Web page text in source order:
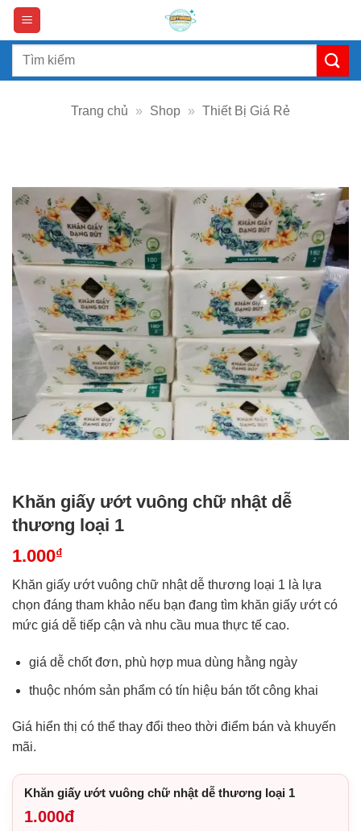
Skip
content
Search
Trang chủ » Shop » Thiết Bị Giá Rẻ
Khăn giấy ướt vuông chữ nhật dễ
thương loại 1
1.000₫
Khăn giấy ướt vuông chữ nhật dễ thương loại 1 là lựa
chọn đáng tham khảo nếu bạn đang tìm khăn giấy ướt có
mức giá dễ tiếp cận và nhu cầu mua thực tế cao.
giá dễ chốt đơn, phù hợp mua dùng hằng ngày
thuộc nhóm sản phẩm có tín hiệu bán tốt công khai
Giá hiển thị có thể thay đổi theo thời điểm bán và khuyến
mãi.
Khăn giấy ướt vuông chữ nhật dễ thương loại 1
1.000đ